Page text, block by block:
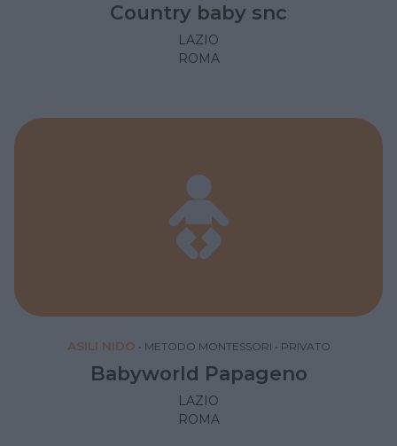
Country baby snc
LAZIO
ROMA
ASILI NIDO • METODO MONTESSORI • PRIVATO
Babyworld Papageno
LAZIO
ROMA